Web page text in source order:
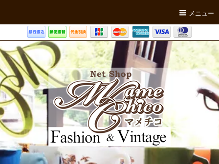
メニュー